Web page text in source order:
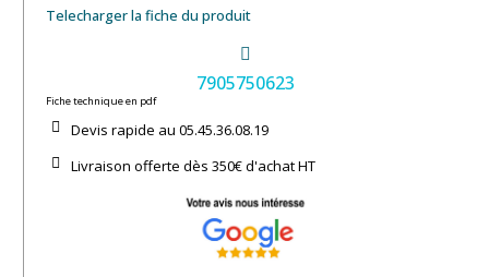
Telecharger la fiche du produit
7905750623
Fiche technique en pdf
Devis rapide au 05.45.36.08.19​
Livraison offerte dès 350€ d'achat​ HT